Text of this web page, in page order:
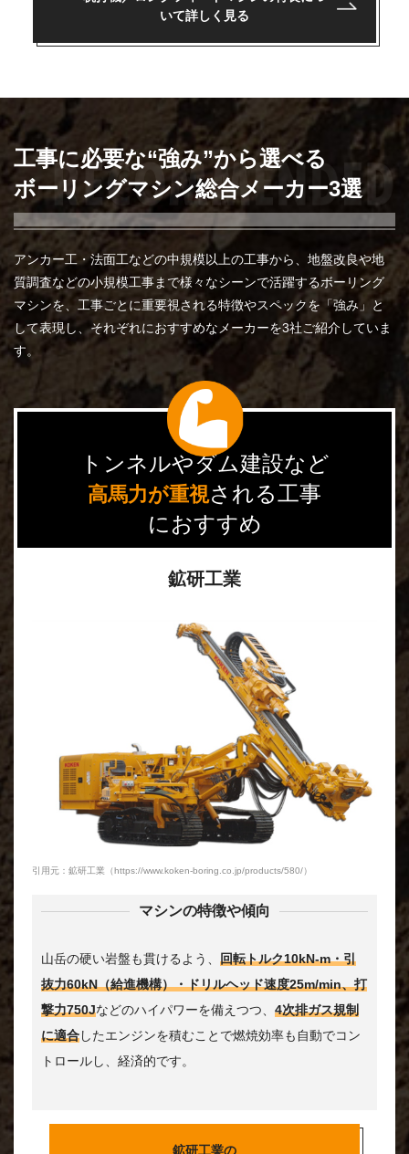
いて詳しく見る
工事に必要な“強み”から選べる
ボーリングマシン総合メーカー3選
アンカー工・法面工などの中規模以上の工事から、地盤改良や地
質調査などの小規模工事まで様々なシーンで活躍するボーリング
マシンを、工事ごとに重要視される特徴やスペックを「強み」と
して表現し、それぞれにおすすめなメーカーを3社ご紹介していま
す。
トンネルやダム建設など
高馬力が重視される工事
におすすめ
鉱研工業
引用元：鉱研工業（https://www.koken-boring.co.jp/products/580/）
マシンの特徴や傾向
山岳の硬い岩盤も貫けるよう、 回転トルク10kN-m・引
抜力60kN（給進機構）・ドリルヘッド速度25m/min、打
撃力750Jなどのハイパワーを備えつつ、 4次排ガス規制
に適合したエンジンを積むことで燃焼効率も自動でコン
トロールし、経済的です。
鉱研工業の